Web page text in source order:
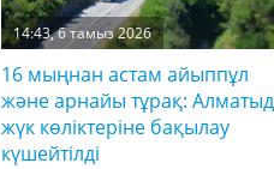
14:43, 6 тамыз 2026
16 мыңнан астам айыппұл
және арнайы тұрақ:
жүк көліктеріне бақылау
күшейтілді